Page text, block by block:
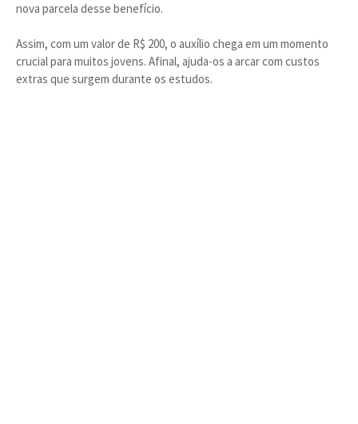
nova parcela desse benefício.
Assim, com um valor de R$ 200, o auxílio chega em um momento
crucial para muitos jovens. Afinal, ajuda-os a arcar com custos
extras que surgem durante os estudos.